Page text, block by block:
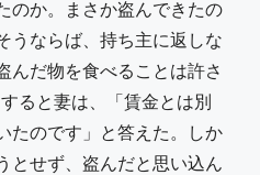
のか。まさか盗んできたの
うならば、持ち主に返しな
んだ物を食べることは許さ
すると妻は、「賃金とは別
たのです」と答えた。しか
とせず、盗んだと思い込ん